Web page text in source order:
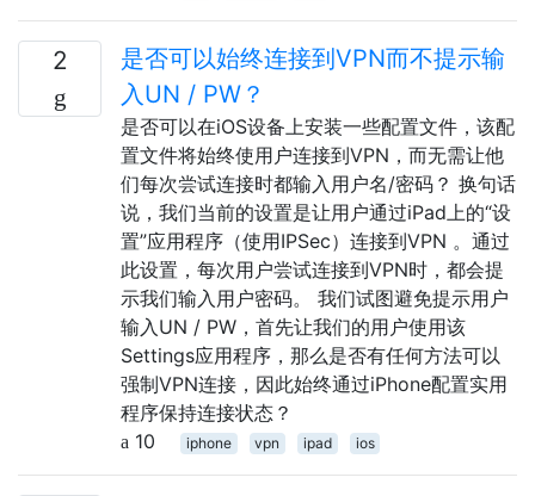
2
是否可以始终连接到VPN而不提示输
入UN / PW？
是否可以在iOS设备上安装一些配置文件，该配
置文件将始终使用户连接到VPN，而无需让他
们每次尝试连接时都输入用户名/密码？ 换句话
说，我们当前的设置是让用户通过iPad上的“设
置”应用程序（使用IPSec）连接到VPN 。通过
此设置，每次用户尝试连接到VPN时，都会提
示我们输入用户密码。 我们试图避免提示用户
输入UN / PW，首先让我们的用户使用该
Settings应用程序，那么是否有任何方法可以
强制VPN连接，因此始终通过iPhone配置实用
程序保持连接状态？
10
iphone vpn ipad ios